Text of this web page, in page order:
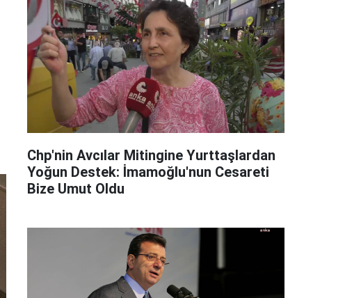
Chp'nin Avcılar Mitingine Yurttaşlardan
Yoğun Destek: İmamoğlu'nun Cesareti
Bize Umut Oldu